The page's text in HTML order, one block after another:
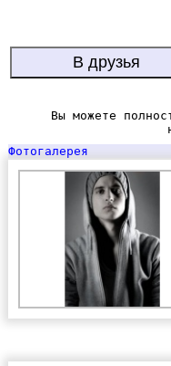
Вы можете
Фотогалерея